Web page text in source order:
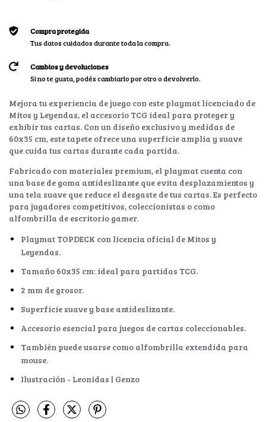
Compra protegida
Tus datos cuidados durante toda la compra.
Cambios y devoluciones
Si no te gusta, podés cambiarlo por otro o devolverlo.
Mejora tu experiencia de juego con este playmat licenciado de
Mitos y Leyendas, el accesorio TCG ideal para proteger y
exhibir tus cartas. Con un diseño exclusivo y medidas de
60x35 cm, este tapete ofrece una superficie amplia y suave
que cuida tus cartas durante cada partida.
Fabricado con materiales premium, el playmat cuenta con
una base de goma antideslizante que evita desplazamientos y
una tela suave que reduce el desgaste de tus cartas. Es perfecto
para jugadores competitivos, coleccionistas o como
alfombrilla de escritorio gamer.
Playmat TOPDECK con licencia oficial de Mitos y
Leyendas.
Tamaño 60x35 cm: ideal para partidas TCG.
2 mm de grosor.
Superficie suave y base antideslizante.
Accesorio esencial para juegos de cartas coleccionables.
También puede usarse como alfombrilla extendida para
mouse.
Ilustración - Leonidas | Genzo